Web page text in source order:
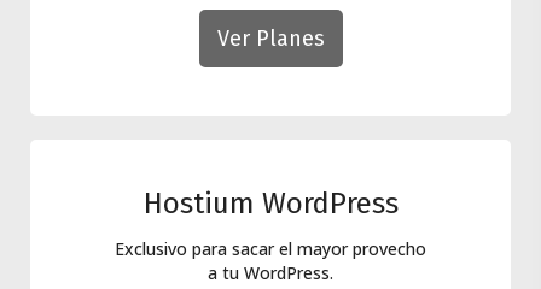
Ver Planes
Hostium WordPress
Exclusivo para sacar el mayor provecho
a tu WordPress.